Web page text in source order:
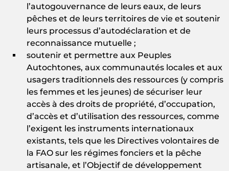
l’autogouvernance de leurs eaux, de leurs
pêches et de leurs territoires de vie et soutenir
leurs processus d’autodéclaration et de
reconnaissance mutuelle ;
soutenir et permettre aux Peuples
Autochtones, aux communautés locales et aux
usagers traditionnels des ressources (y compris
les femmes et les jeunes) de sécuriser leur
accès à des droits de propriété, d’occupation,
d’accès et d’utilisation des ressources, comme
l’exigent les instruments internationaux
existants, tels que les Directives volontaires de
la FAO sur les régimes fonciers et la pêche
artisanale, et l’Objectif de développement